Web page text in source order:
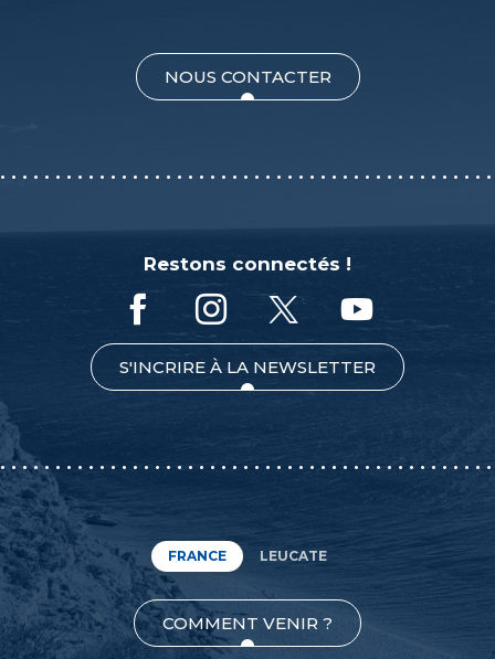
NOUS CONTACTER
Restons connectés !
S'INCRIRE À LA NEWSLETTER
FRANCE LEUCATE
COMMENT VENIR ?